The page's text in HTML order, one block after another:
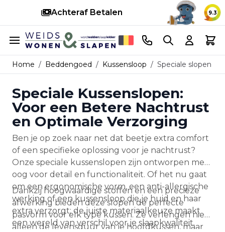
Betalen Snelle levering
9.3
Ga naar de inhoud
Telefoonnummer
Search Cart
Home / Beddengoed / Kussensloop / Speciale slopen
Speciale Kussenslopen:
Voor een Betere Nachtrust
en Optimale Verzorging
Ben je op zoek naar net dat beetje extra comfort
of een specifieke oplossing voor je nachtrust?
Onze speciale kussenslopen zijn ontworpen met
oog voor detail en functionaliteit. Of het nu gaat
om een ergonomische vorm, een anti-allergische
werking of een kussensloop die je huid en haar
extra verzorgt; de juiste materiaalkeuze maakt
een wereld van verschil voor je slaapkwaliteit.
Dankzij hoogwaardige stoffen en een precieze
afwerking bieden deze slopen de perfecte
pasvorm voor elk type kussen. Ze verlengen niet
alleen de levensduur van je hoofdkussen, maar